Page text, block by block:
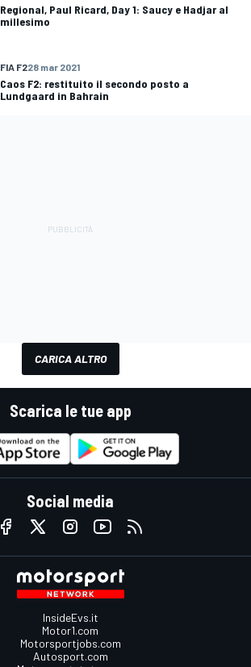
Regional, Paul Ricard, Day 1: Saucy e Hadjar al
millesimo
FIA F228 mar 2021
Caos F2: restituito il secondo posto a
Lundgaard in Bahrain
CARICA ALTRO
Scarica le tue app
Social media
InsideEvs.it
Motor1.com
Motorsportjobs.com
Autosport.com